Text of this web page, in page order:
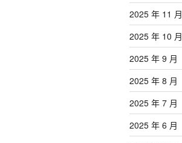
2025 年 11 月
2025 年 10 月
2025 年 9 月
2025 年 8 月
2025 年 7 月
2025 年 6 月